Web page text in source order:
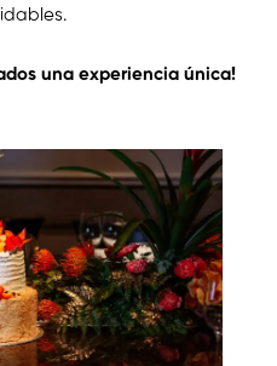
una experiencia única!